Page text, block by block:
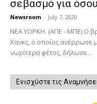
σεβασμό για
Newsroom - July 7, 2020
ΝΕΑ ΥΟΡΚΗ. (ΑΠΕ - ΜΠΕ) Ο
Χανκς, ο οποίος ανέρρωσε
νωρίτερα φέτος, δήλωσε...
Ενισχύστε τις